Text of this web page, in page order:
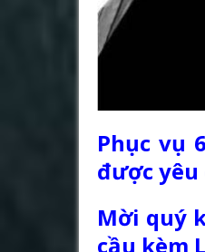
Phục vụ
được yêu
Mời quý
cầu kèm